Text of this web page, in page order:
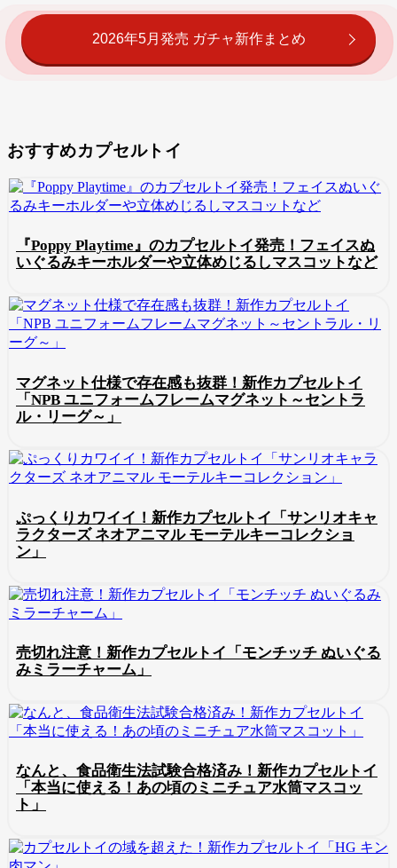
2026年5月発売 ガチャ新作まとめ
おすすめカプセルトイ
『Poppy Playtime』のカプセルトイ発売！フェイスぬ
いぐるみキーホルダーや立体めじるしマスコットなど
マグネット仕様で存在感も抜群！新作カプセルトイ
「NPB ユニフォームフレームマグネット～セントラ
ル・リーグ～」
ぷっくりカワイイ！新作カプセルトイ「サンリオキャ
ラクターズ ネオアニマル モーテルキーコレクショ
ン」
売切れ注意！新作カプセルトイ「モンチッチ ぬいぐる
みミラーチャーム」
なんと、食品衛生法試験合格済み！新作カプセルトイ
「本当に使える！あの頃のミニチュア水筒マスコッ
ト」